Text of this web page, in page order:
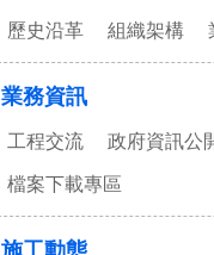
歷史沿革 組織架構
業務資訊
工程交流 政府資訊公
檔案下載專區